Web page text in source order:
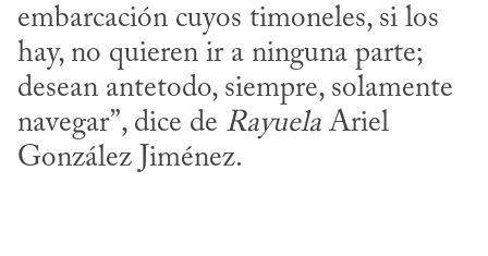
embarcación cuyos timoneles, si los
hay, no quieren ir a ninguna parte;
desean antetodo, siempre, solamente
navegar”, dice de Rayuela Ariel
González Jiménez.